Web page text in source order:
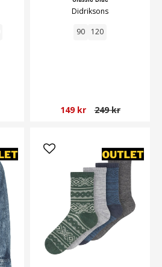
Didriksons
90 120
149 kr 249 kr